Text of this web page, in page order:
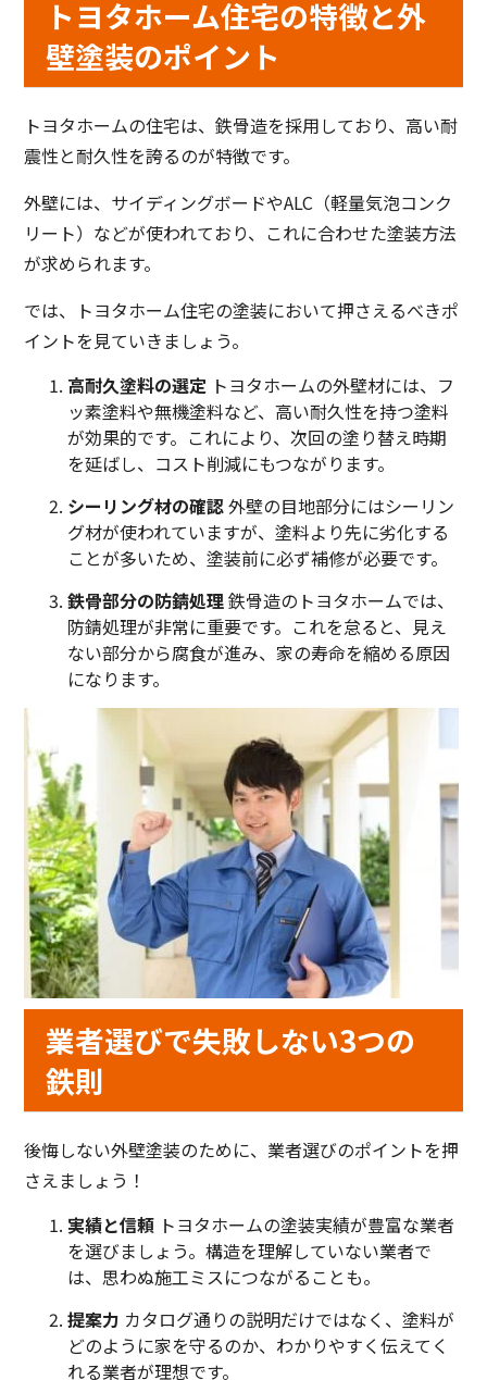
トヨタホーム住宅の特徴と外
壁塗装のポイント
トヨタホームの住宅は、鉄骨造を採用しており、高い耐
震性と耐久性を誇るのが特徴です。
外壁には、サイディングボードやALC（軽量気泡コンク
リート）などが使われており、これに合わせた塗装方法
が求められます。
では、トヨタホーム住宅の塗装において押さえるべきポ
イントを見ていきましょう。
高耐久塗料の選定 トヨタホームの外壁材には、フ
ッ素塗料や無機塗料など、高い耐久性を持つ塗料
が効果的です。これにより、次回の塗り替え時期
を延ばし、コスト削減にもつながります。
シーリング材の確認外壁の目地部分にはシーリン
グ材が使われていますが、塗料より先に劣化する
ことが多いため、塗装前に必ず補修が必要です。
鉄骨部分の防錆処理鉄骨造のトヨタホームでは、
防錆処理が非常に重要です。これを怠ると、見え
ない部分から腐食が進み、家の寿命を縮める原因
になります。
業者選びで失敗しない3つの
鉄則
後悔しない外壁塗装のために、業者選びのポイントを押
さえましょう！
実績と信頼 トヨタホームの塗装実績が豊富な業者
を選びましょう。構造を理解していない業者で
は、思わぬ施工ミスにつながることも。
提案力 カタログ通りの説明だけではなく、塗料が
どのように家を守るのか、わかりやすく伝えてく
れる業者が理想です。